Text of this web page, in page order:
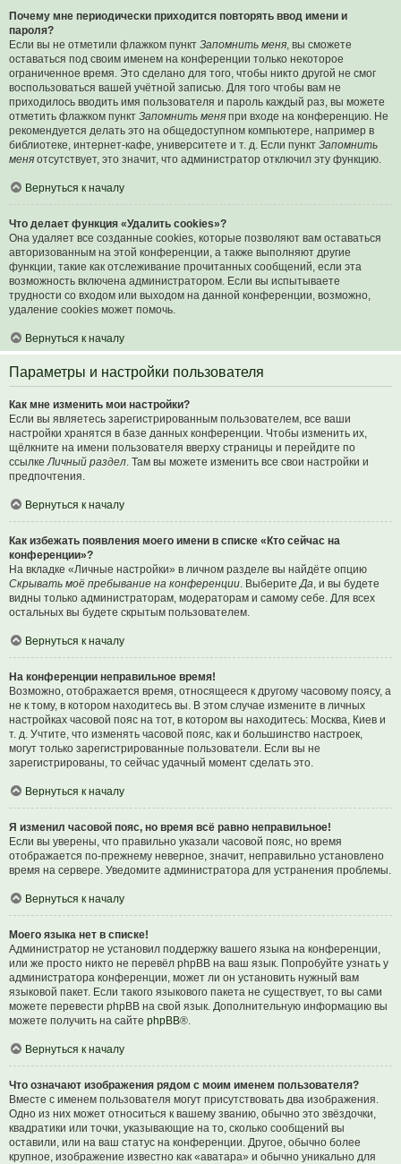
Почему мне периодически приходится повторять ввод имени и
пароля?
Если вы не отметили флажком пункт Запомнить меня, вы сможете
оставаться под своим именем на конференции только некоторое
ограниченное время. Это сделано для того, чтобы никто другой не смог
воспользоваться вашей учётной записью. Для того чтобы вам не
приходилось вводить имя пользователя и пароль каждый раз, вы можете
отметить флажком пункт Запомнить меня при входе на конференцию. Не
рекомендуется делать это на общедоступном компьютере, например в
библиотеке, интернет-кафе, университете и т. д. Если пункт Запомнить
меня отсутствует, это значит, что администратор отключил эту функцию.
Вернуться к началу
Что делает функция «Удалить cookies»?
Она удаляет все созданные cookies, которые позволяют вам оставаться
авторизованным на этой конференции, а также выполняют другие
функции, такие как отслеживание прочитанных сообщений, если эта
возможность включена администратором. Если вы испытываете
трудности со входом или выходом на данной конференции, возможно,
удаление cookies может помочь.
Вернуться к началу
Параметры и настройки пользователя
Как мне изменить мои настройки?
Если вы являетесь зарегистрированным пользователем, все ваши
настройки хранятся в базе данных конференции. Чтобы изменить их,
щёлкните на имени пользователя вверху страницы и перейдите по
ссылкеЛичный раздел. Там вы можете изменить все свои настройки и
предпочтения.
Вернуться к началу
Как избежать появления моего имени в списке «Кто сейчас на
конференции»?
На вкладке «Личные настройки» в личном разделе вы найдёте опцию
Скрывать моё пребывание на конференции. ВыберитеДа, и вы будете
видны только администраторам, модераторам и самому себе. Для всех
остальных вы будете скрытым пользователем.
Вернуться к началу
На конференции неправильное время!
Возможно, отображается время, относящееся к другому часовому поясу, а
не к тому, в котором находитесь вы. В этом случае измените в личных
настройках часовой пояс на тот, в котором вы находитесь: Москва, Киев и
т. д. Учтите, что изменять часовой пояс, как и большинство настроек,
могут только зарегистрированные пользователи. Если вы не
зарегистрированы, то сейчас удачный момент сделать это.
Вернуться к началу
Я изменил часовой пояс, но время всё равно неправильное!
Если вы уверены, что правильно указали часовой пояс, но время
отображается по-прежнему неверное, значит, неправильно установлено
время на сервере. Уведомите администратора для устранения проблемы.
Вернуться к началу
Моего языка нет в списке!
Администратор не установил поддержку вашего языка на конференции,
или же просто никто не перевёл phpBB на ваш язык. Попробуйте узнать у
администратора конференции, может ли он установить нужный вам
языковой пакет. Если такого языкового пакета не существует, то вы сами
можете перевести phpBB на свой язык. Дополнительную информацию вы
можете получить на сайте phpBB®.
Вернуться к началу
Что означают изображения рядом с моим именем пользователя?
Вместе с именем пользователя могут присутствовать два изображения.
Одно из них может относиться к вашему званию, обычно это звёздочки,
квадратики или точки, указывающие на то, сколько сообщений вы
оставили, или на ваш статус на конференции. Другое, обычно более
крупное, изображение известно как «аватара» и обычно уникально для